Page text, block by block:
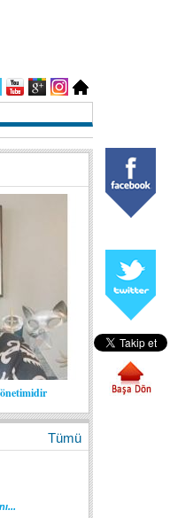
Tümü